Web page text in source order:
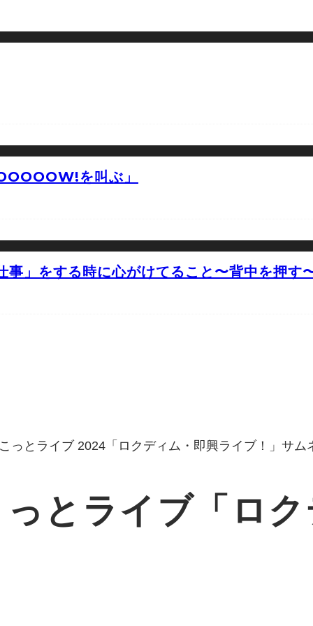
を叫ぶ」
」をする時に心がけてること〜背中を押す
とライブ「ロ